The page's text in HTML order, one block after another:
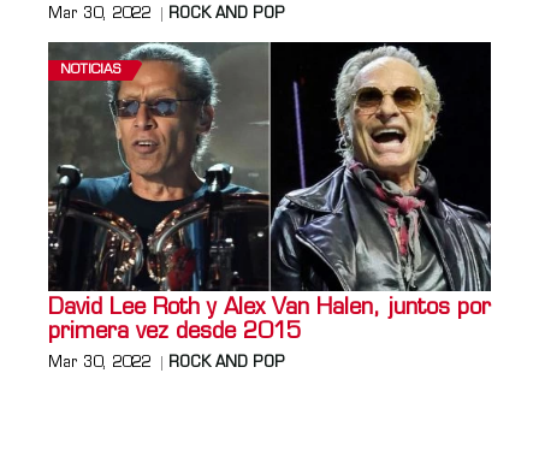
Mar 30, 2022 ROCK AND POP
NOTICIAS
David Lee Roth y Alex Van Halen, juntos por
primera vez desde 2015
Mar 30, 2022 ROCK AND POP